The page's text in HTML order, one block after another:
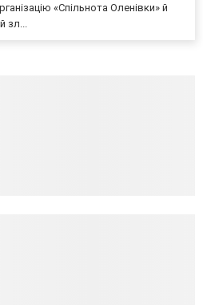
«Спільнота Оленівки» й